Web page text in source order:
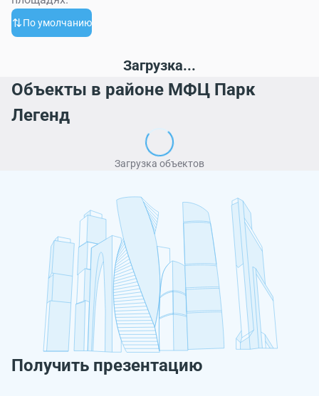
По умолчанию
Загрузка...
Объекты в районе МФЦ Парк
Легенд
Загрузка объектов
Получить презентацию